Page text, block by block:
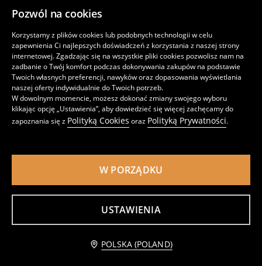
Pozwól na cookies
Korzystamy z plików cookies lub podobnych technologii w celu
zapewnienia Ci najlepszych doświadczeń z korzystania z naszej strony
internetowej. Zgadzając się na wszystkie pliki cookies pozwolisz nam na
zadbanie o Twój komfort podczas dokonywania zakupów na podstawie
Twoich własnych preferencji, nawyków oraz dopasowania wyświetlania
naszej oferty indywidualnie do Twoich potrzeb.
W dowolnym momencie, możesz dokonać zmiany swojego wyboru
klikając opcję „Ustawienia”, aby dowiedzieć się więcej zachęcamy do
zapoznania się z Polityką Cookies oraz Polityką Prywatności.
USTAWIENIA
W PORZĄDKU
POLSKA (POLAND)
Szorty jeansowe MAMA
opinie (46)
45,99 PLN
Najniższa cena z 30 dni79,99PLN
-20% taniej z kodem OMNI20MORE
opinie (41)
25 ,99 PLN
Najniższa cena z 30 dni37,99PLN
-20% taniej z kodem OMNI20MORE